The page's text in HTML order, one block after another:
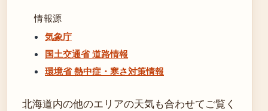
情報源
気象庁
国土交通省 道路情報
環境省 熱中症・寒さ対策情報
北海道内の他のエリアの天気も合わせてご覧く